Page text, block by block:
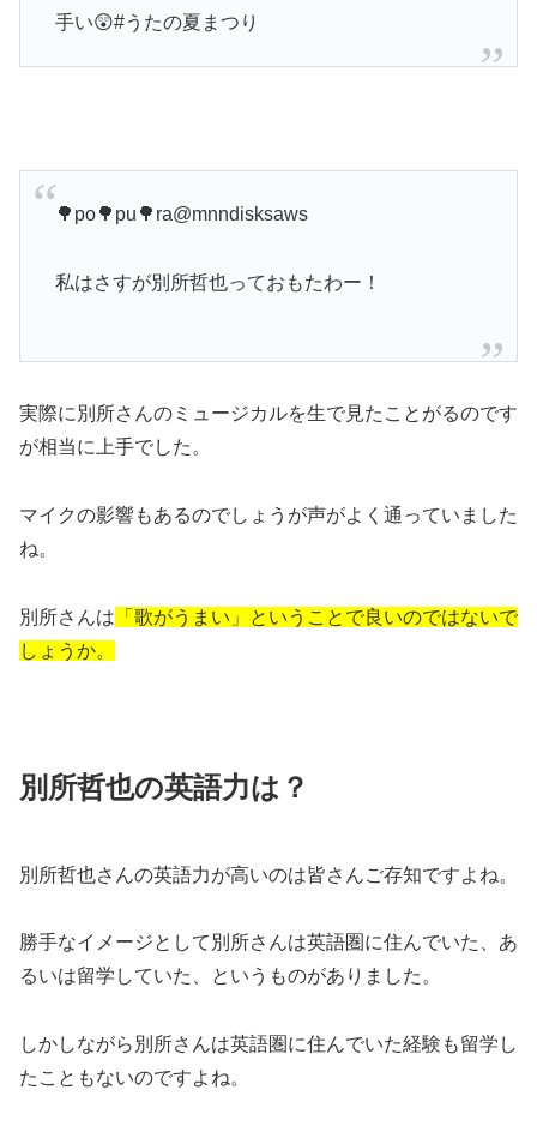
手い😲#うたの夏まつり
🌳po🌳pu🌳ra@mnndisksaws
私はさすが別所哲也っておもたわー！
実際に別所さんのミュージカルを生で見たことがるのです
が相当に上手でした。
マイクの影響もあるのでしょうが声がよく通っていました
ね。
別所さんは 「歌がうまい」ということで良いのではないで
しょうか。
別所哲也の英語力は？
別所哲也さんの英語力が高いのは皆さんご存知ですよね。
勝手なイメージとして別所さんは英語圏に住んでいた、あ
るいは留学していた、というものがありました。
しかしながら別所さんは英語圏に住んでいた経験も留学し
たこともないのですよね。